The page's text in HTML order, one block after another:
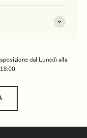
dal Lunedì alla